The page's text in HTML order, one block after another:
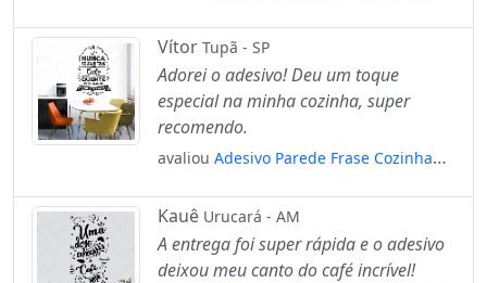
Vítor Tupã - SP
Adorei o adesivo! Deu um toque
especial na minha cozinha, super
recomendo.
avaliou Adesivo Parede Frase Cozinha
Kauê Urucará - AM
A entrega foi super rápida e o adesivo
deixou meu canto do café incrível!